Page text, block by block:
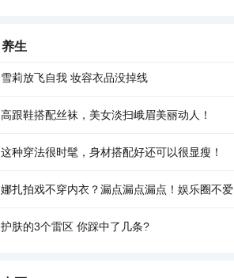
养生
雪莉放飞自我 妆容衣品没掉线
高跟鞋搭配丝袜，美女淡扫峨眉美丽动人！
这种穿法很时髦，身材搭配好还可以很显瘦！
娜扎拍戏不穿内衣？漏点漏点漏点！娱乐圈不爱
护肤的3个雷区 你踩中了几条?